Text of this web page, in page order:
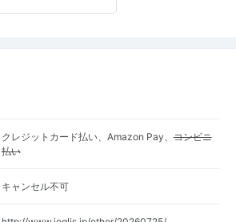
クレジットカード払い、Amazon Pay、コンビニ
払い
キャンセル不可